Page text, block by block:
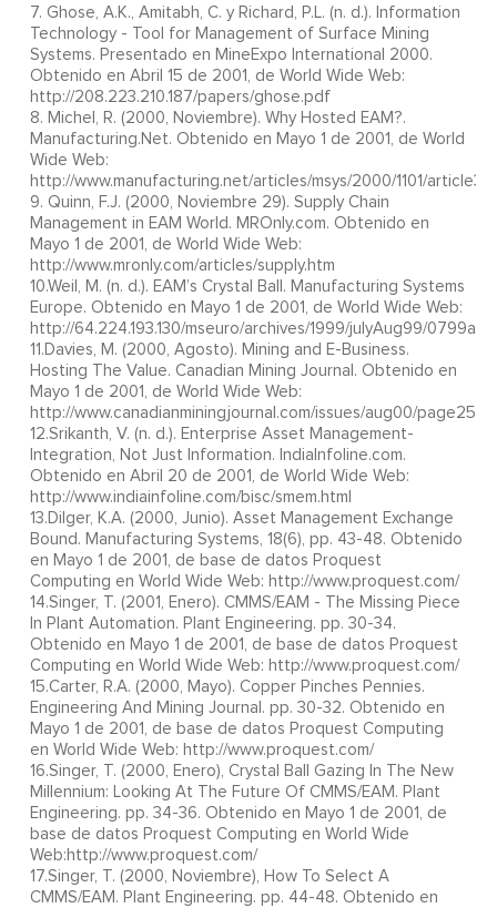
7. Ghose, A.K., Amitabh, C. y Richard, P.L. (n. d.). Information
Technology - Tool for Management of Surface Mining
Systems. Presentado en MineExpo International 2000.
Obtenido en Abril 15 de 2001, de World Wide Web:
http://208.223.210.187/papers/ghose.pdf
8. Michel, R. (2000, Noviembre). Why Hosted EAM?.
Manufacturing.Net. Obtenido en Mayo 1 de 2001, de World
Wide Web:
http://www.manufacturing.net/articles/msys/2000/1101/
9. Quinn, F.J. (2000, Noviembre 29). Supply Chain
Management in EAM World. MROnly.com. Obtenido en
Mayo 1 de 2001, de World Wide Web:
http://www.mronly.com/articles/supply.htm
10.Weil, M. (n. d.). EAM’s Crystal Ball. Manufacturing Systems
Europe. Obtenido en Mayo 1 de 2001, de World Wide Web:
http://64.224.193.130/mseuro/archives/1999/julyAug99/
11.Davies, M. (2000, Agosto). Mining and E-Business.
Hosting The Value. Canadian Mining Journal. Obtenido en
Mayo 1 de 2001, de World Wide Web:
http://www.canadianminingjournal.com/issues/aug00/
12.Srikanth, V. (n. d.). Enterprise Asset Management-
Integration, Not Just Information. IndiaInfoline.com.
Obtenido en Abril 20 de 2001, de World Wide Web:
http://www.indiainfoline.com/bisc/smem.html
13.Dilger, K.A. (2000, Junio). Asset Management Exchange
Bound. Manufacturing Systems, 18(6), pp. 43-48. Obtenido
en Mayo 1 de 2001, de base de datos Proquest
Computing en World Wide Web: http://www.proquest.com/
14.Singer, T. (2001, Enero). CMMS/EAM - The Missing Piece
In Plant Automation. Plant Engineering. pp. 30-34.
Obtenido en Mayo 1 de 2001, de base de datos Proquest
Computing en World Wide Web: http://www.proquest.com/
15.Carter, R.A. (2000, Mayo). Copper Pinches Pennies.
Engineering And Mining Journal. pp. 30-32. Obtenido en
Mayo 1 de 2001, de base de datos Proquest Computing
en World Wide Web: http://www.proquest.com/
16.Singer, T. (2000, Enero), Crystal Ball Gazing In The New
Millennium: Looking At The Future Of CMMS/EAM. Plant
Engineering. pp. 34-36. Obtenido en Mayo 1 de 2001, de
base de datos Proquest Computing en World Wide
Web:http://www.proquest.com/
17.Singer, T. (2000, Noviembre), How To Select A
CMMS/EAM. Plant Engineering. pp. 44-48. Obtenido en